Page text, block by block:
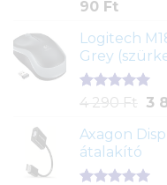
Értékelés
5-ből,
2
értékelés
alapján
90 Ft
Logitech
Grey
Értékelés
ből,
1
értékelés
alapján
4 290 Ft 3
Axagon
átalakító